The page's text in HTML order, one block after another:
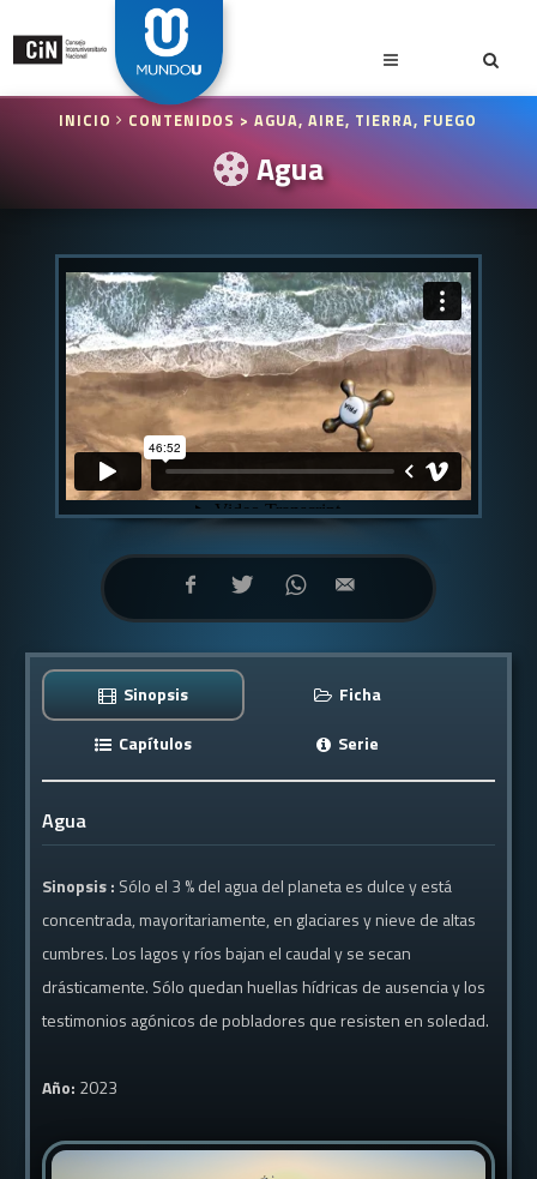
INICIO CONTENIDOS > AGUA, AIRE, TIERRA, FUEGO
Agua
Sinopsis
Ficha
Capítulos
Serie
Agua
Sinopsis : Sólo el 3 % del agua del planeta es dulce y está
concentrada, mayoritariamente, en glaciares y nieve de altas
cumbres. Los lagos y ríos bajan el caudal y se secan
drásticamente. Sólo quedan huellas hídricas de ausencia y los
testimonios agónicos de pobladores que resisten en soledad.
Año: 2023